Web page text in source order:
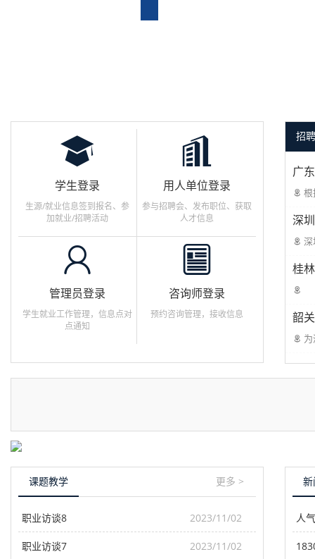
学生登录
生源/就业信息签到报名、参
加就业/招聘活动
用人单位登录
参与招聘会、发布职位、获取
人才信息
管理员登录
学生就业工作管理，信息点对
点通知
咨询师登录
预约咨询管理，接收信息
招
广
根
深
桂
韶
课题教学 更多 >
职业访谈8 2023/11/02
职业访谈7 2023/11/02